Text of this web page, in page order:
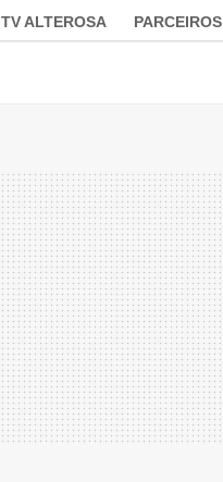
TV ALTEROSA PARCEIROS